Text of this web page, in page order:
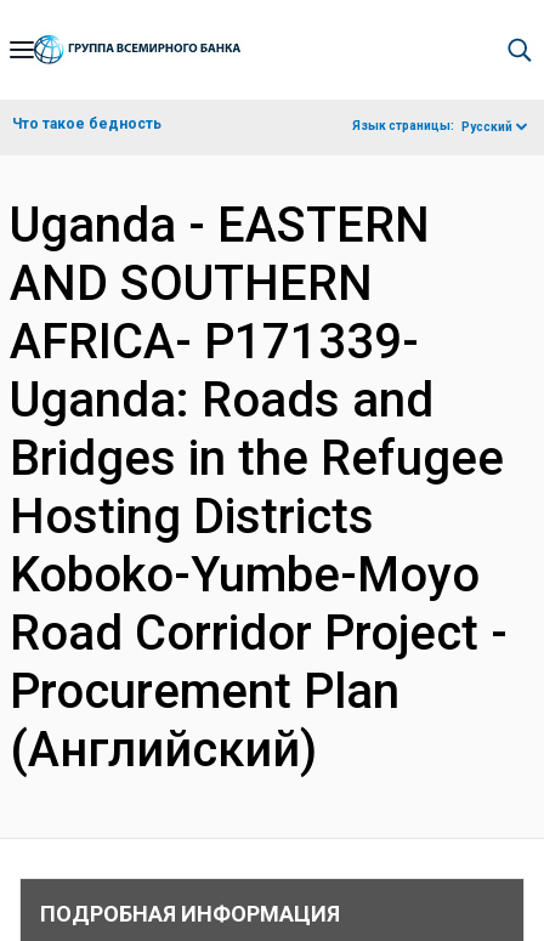
Skip
Navigation
Что такое бедность Язык страницы: Русский
Uganda - EASTERN
AND SOUTHERN
AFRICA- P171339-
Uganda: Roads and
Bridges in the Refugee
Hosting Districts
Koboko-Yumbe-Moyo
Road Corridor Project -
Procurement Plan
(Английский)
ПОДРОБНАЯ ИНФОРМАЦИЯ